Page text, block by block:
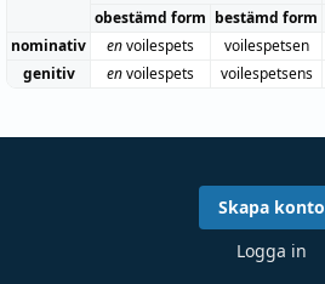
obestämd form bestämd form
nominativ
envoilespets voilespetsen
genitiv
envoilespets voilespetsens
Skapa konto
Logga in